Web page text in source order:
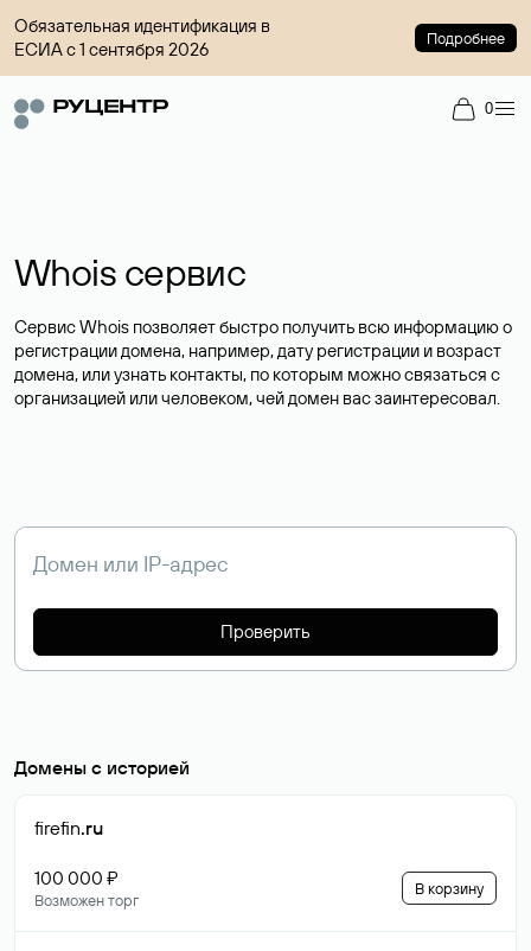
Обязательная идентификация в
ЕСИА с 1 сентября 2026
Подробнее
0
Whois сервис
Сервис Whois позволяет быстро получить всю информацию о
регистрации домена, например, дату регистрации и возраст
домена, или узнать контакты, по которым можно связаться с
организацией или человеком, чей домен вас заинтересовал.
Проверить
Домены с историей
firefin.ru
100 000 ₽
Возможен торг
В корзину